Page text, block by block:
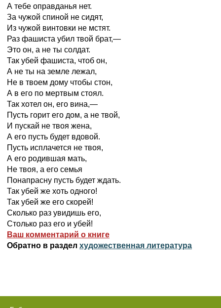
А тебе оправданья нет.
За чужой спиной не сидят,
Из чужой винтовки не мстят.
Раз фашиста убил твой брат,—
Это он, а не ты солдат.
Так убей фашиста, чтоб он,
А не ты на земле лежал,
Не в твоем дому чтобы стон,
А в его по мертвым стоял.
Так хотел он, его вина,—
Пусть горит его дом, а не твой,
И пускай не твоя жена,
А его пусть будет вдовой.
Пусть исплачется не твоя,
А его родившая мать,
Не твоя, а его семья
Понапрасну пусть будет ждать.
Так убей же хоть одного!
Так убей же его скорей!
Сколько раз увидишь его,
Столько раз его и убей!
Ваш комментарий о книге
Обратно в раздел художественная литература